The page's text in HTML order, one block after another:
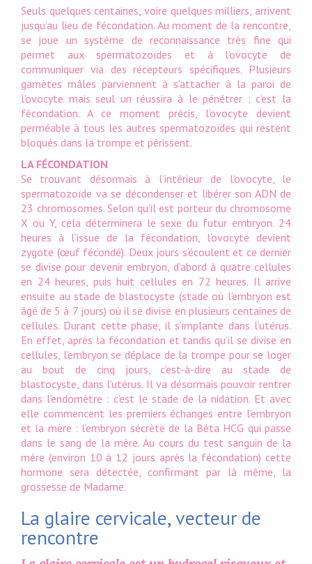
Seuls quelques centaines, voire quelques milliers, arrivent
jusqu’au lieu de fécondation. Au moment de la rencontre,
se joue un système de reconnaissance très fine qui
permet aux spermatozoïdes et à l’ovocyte de
communiquer via des récepteurs spécifiques. Plusieurs
gamètes mâles parviennent à s’attacher à la paroi de
l’ovocyte mais seul un réussira à le pénétrer ; c’est la
fécondation. A ce moment précis, l’ovocyte devient
perméable à tous les autres spermatozoïdes qui restent
bloqués dans la trompe et périssent.
LA FÉCONDATION
Se trouvant désormais à l’intérieur de l’ovocyte, le
spermatozoïde va se décondenser et libérer son ADN de
23 chromosomes. Selon qu’il est porteur du chromosome
X ou Y, cela déterminera le sexe du futur embryon. 24
heures à l’issue de la fécondation, l’ovocyte devient
zygote (œuf fécondé). Deux jours s’écoulent et ce dernier
se divise pour devenir embryon, d’abord à quatre cellules
en 24 heures, puis huit cellules en 72 heures. Il arrive
ensuite au stade de blastocyste (stade où l’embryon est
âgé de 5 à 7 jours) où il se divise en plusieurs centaines de
cellules. Durant cette phase, il s’implante dans l’utérus.
En effet, après la fécondation et tandis qu’il se divise en
cellules, l’embryon se déplace de la trompe pour se loger
au bout de cinq jours, c’est-à-dire au stade de
blastocyste, dans l’utérus. Il va désormais pouvoir rentrer
dans l’endomètre : c’est le stade de la nidation. Et avec
elle commencent les premiers échanges entre l’embryon
et la mère : l’embryon sécrète de la Bêta HCG qui passe
dans le sang de la mère. Au cours du test sanguin de la
mère (environ 10 à 12 jours après la fécondation) cette
hormone sera détectée, confirmant par là même, la
grossesse de Madame.
La glaire cervicale, vecteur de
rencontre